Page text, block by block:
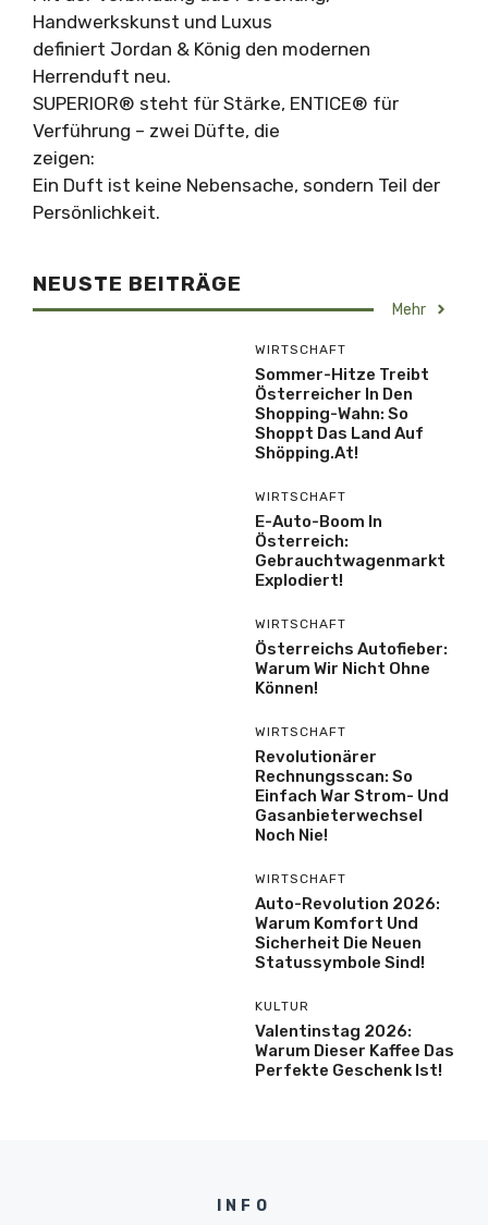
Handwerkskunst und Luxus
definiert Jordan & König den modernen
Herrenduft neu.
SUPERIOR® steht für Stärke, ENTICE® für
Verführung – zwei Düfte, die
zeigen:
Ein Duft ist keine Nebensache, sondern Teil der
Persönlichkeit.
NEUSTE BEITRÄGE
Mehr
WIRTSCHAFT
Sommer-Hitze Treibt
Österreicher In Den
Shopping-Wahn: So
Shoppt Das Land Auf
Shöpping.at!
WIRTSCHAFT
E-Auto-Boom In
Österreich:
Gebrauchtwagenmarkt
Explodiert!
WIRTSCHAFT
Österreichs Autofieber:
Warum Wir Nicht Ohne
Können!
WIRTSCHAFT
Revolutionärer
Rechnungsscan: So
Einfach War Strom- Und
Gasanbieterwechsel
Noch Nie!
WIRTSCHAFT
Auto-Revolution 2026:
Warum Komfort Und
Sicherheit Die Neuen
Statussymbole Sind!
KULTUR
Valentinstag 2026:
Warum Dieser Kaffee Das
Perfekte Geschenk Ist!
INFO